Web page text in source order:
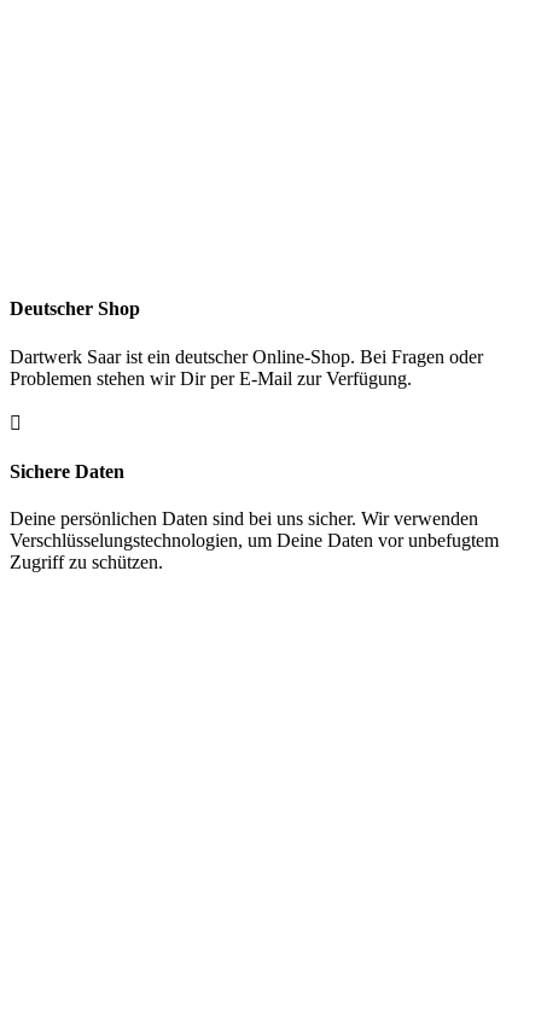
Deutscher Shop
Dartwerk Saar ist ein deutscher Online-Shop. Bei Fragen oder
Problemen stehen wir Dir per E-Mail zur Verfügung.

Sichere Daten
Deine persönlichen Daten sind bei uns sicher. Wir verwenden
Verschlüsselungstechnologien, um Deine Daten vor unbefugtem
Zugriff zu schützen.